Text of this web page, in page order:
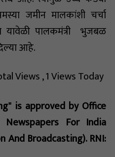
जमीन मालकांशी चर्चा
यावेळी पालकमंत्री भुजबळ
आहे.
Views, 1 Views Today
is approved by Office
For India
Broadcasting). RNI: